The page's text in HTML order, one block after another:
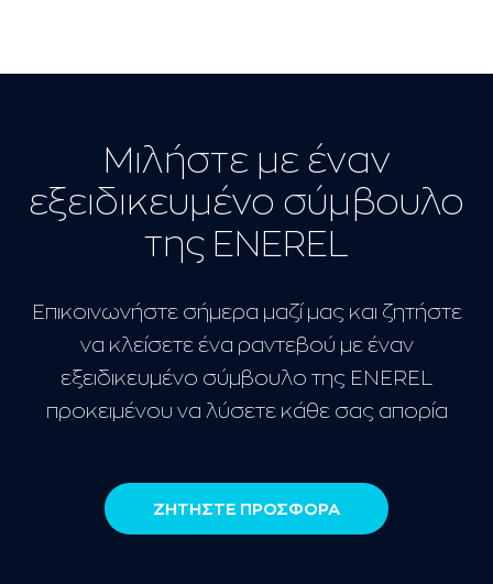
Μιλήστε με έναν
εξειδικευμένο σύμβουλο
της ENEREL
Επικοινωνήστε σήμερα μαζί μας και ζητήστε
να κλείσετε ένα ραντεβού με έναν
εξειδικευμένο σύμβουλο της ENEREL
προκειμένου να λύσετε κάθε σας απορία
ΖΗΤΗΣΤΕ ΠΡΟΣΦΟΡΑ